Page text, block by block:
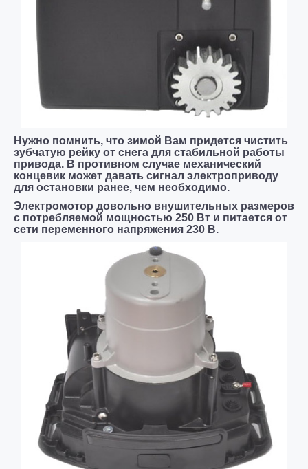
Нужно помнить, что зимой Вам придется чистить
зубчатую рейку от снега для стабильной работы
привода. В противном случае механический
концевик может давать сигнал электроприводу
для остановки ранее, чем необходимо.
Электромотор довольно внушительных размеров
с потребляемой мощностью 250 Вт и питается от
сети переменного напряжения 230 В.